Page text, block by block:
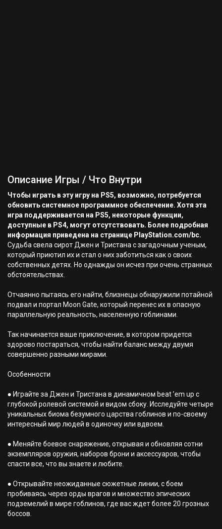
Описание Игры / Что Внутри
Чтобы играть в эту игру на PS5, возможно, потребуется
обновить системное программное обеспечение. Хотя эта
игра поддерживается на PS5, некоторые функции,
доступные в PS4, могут отсутствовать. Более подробная
информация приведена на странице PlayStation.com/bc.
Судьба свела сирот Джен и Тристана с загадочным ученым,
который приютил их и стал о них заботиться как о своих
собственных детях. Но однажды он исчез при очень странных
обстоятельствах.
Отчаянно пытаясь его найти, близнецы обнаружили потайной
подвал и портал Moon Gate, который перенес их в опасную
параллельную реальность, населенную гоблинами.
Так начинается ваше приключение, в котором придется
здорово постараться, чтобы найти баланс между двумя
совершенно разными мирами.
Особенности
● Играйте за Джен и Тристана в динамичном beat ’em up с
глубокой ролевой системой и видом сбоку. Исследуйте четыре
уникальных биома безумного царства гоблинов и по-своему
интересный мир людей в одиночку или вдвоем.
● Меняйте боевое снаряжение, открывая и обновляя сотни
экземпляров оружия, наборов брони и аксессуаров, чтобы
спасти все, что вы знаете и любите.
● Открывайте неожиданные сюжетные линии, с боем
пробиваясь через орды врагов и множество эпических
подземелий в мире гоблинов, где вас ждет более 20 грозных
боссов.